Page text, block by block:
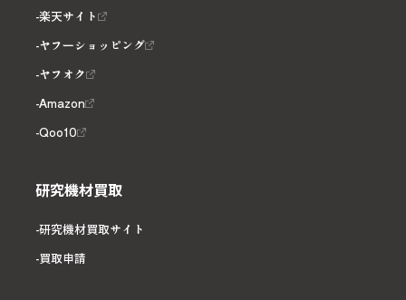
楽天サイト
ヤフーショッピング
ヤフオク
Amazon
Qoo10
研究機材買取
研究機材買取サイト
買取申請